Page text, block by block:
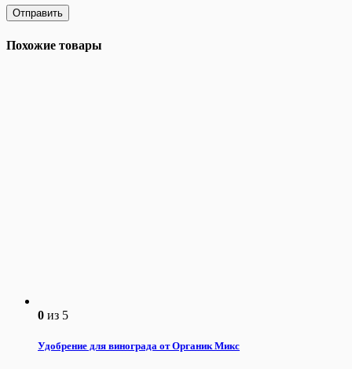
Похожие товары
0 из 5
Удобрение для винограда от Органик Микс